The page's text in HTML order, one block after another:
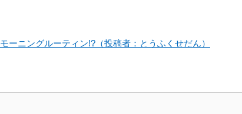
モーニングルーティン!?（投稿者：とうふくせだん）